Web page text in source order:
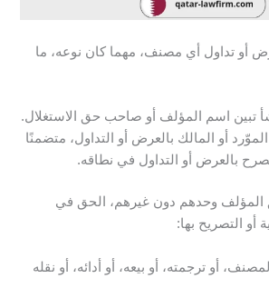
أو تداول أي مصنف، مهما كان نوعه، ما
تبين اسم المؤلف أو صاحب حق الاستغلال.
أو المالك بالعرض أو التداول، متضمنًا
بالعرض أو التداول في نطاقه.
المؤلف وحدهم دون غيرهم، الحق في
أو التصريح بها:
أو ترجمته، أو بيعه، أو أدائه، أو نقله